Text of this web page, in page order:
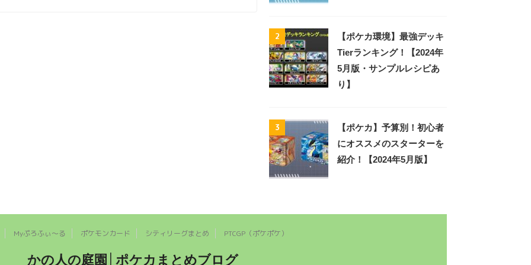
2
【ポケカ環境】最強デッキ
Tierランキング！【2024年
5月版・サンプルレシピあ
り】
3
【ポケカ】予算別！初心者
にオススメのスターターを
紹介！【2024年5月版】
Myぷろふぃ～る ポケモンカード シティリーグまとめ PTCGP（ポケポケ）
かの人の庭園│ポケカまとめブログ